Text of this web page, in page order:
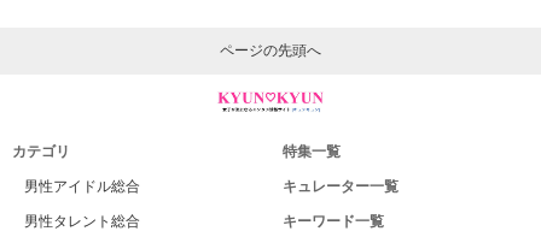
ページの先頭へ
カテゴリ
男性アイドル総合
男性タレント総合
特集一覧
キュレーター一覧
キーワード一覧